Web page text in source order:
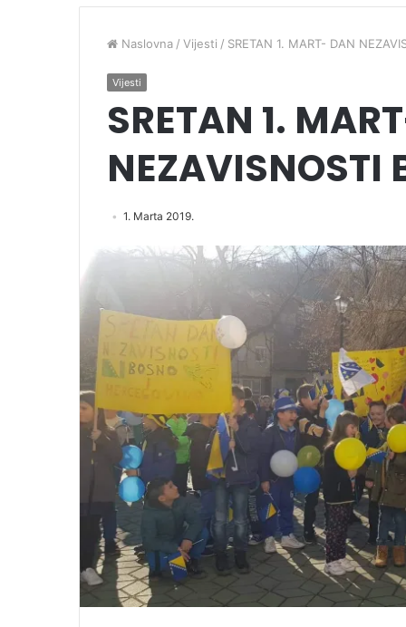
Naslovna / Vijesti / SRETAN 1. MART- DAN
Vijesti
SRETAN 1.
NEZAVISNOSTI
1. Marta 2019.